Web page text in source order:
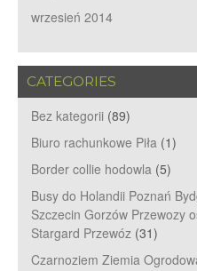
wrzesień 2014
CATEGORIES
Bez kategorii (89)
Biuro rachunkowe Piła (1)
Border collie hodowla (5)
Busy do Holandii Poznań
Szczecin Gorzów Przewozy
Stargard Przewóz (31)
Czarnoziem Ziemia